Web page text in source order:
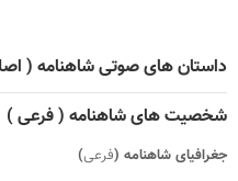
داستان های صوتی شاهنامه (
شخصیت های شاهنامه ( فرعی )
جغرافیای شاهنامه (فرعی)